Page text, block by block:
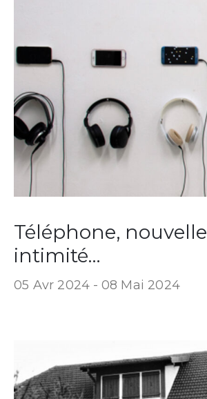
Téléphone, nouvelle
intimité…
05 Avr 2024 - 08 Mai 2024